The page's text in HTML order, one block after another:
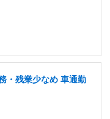
・残業少なめ 車通勤